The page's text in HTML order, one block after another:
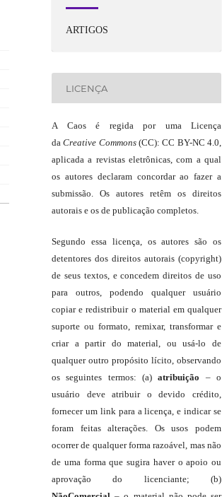
ARTIGOS
LICENÇA
A Caos é regida por uma Licença
daCreative Commons(CC): CC BY-NC 4.0,
aplicada a revistas eletrônicas, com a qual
os autores declaram concordar ao fazer a
submissão. Os autores retêm os direitos
autorais e os de publicação completos.
Segundo essa licença, os autores são os
detentores dos direitos autorais (copyright)
de seus textos, e concedem direitos de uso
para outros, podendo qualquer usuário
copiar e redistribuir o material em qualquer
suporte ou formato, remixar, transformar e
criar a partir do material, ou usá-lo de
qualquer outro propósito lícito, observando
os seguintes termos: (a)atribuição – o
usuário deve atribuir o devido crédito,
fornecer um link para a licença, e indicar se
foram feitas alterações. Os usos podem
ocorrer de qualquer forma razoável, mas não
de uma forma que sugira haver o apoio ou
aprovação do licenciante; (b)